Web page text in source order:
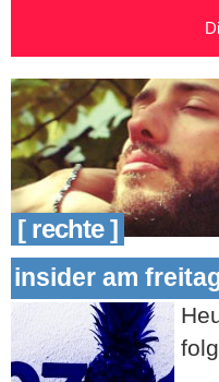
[ rechte ]
insider am